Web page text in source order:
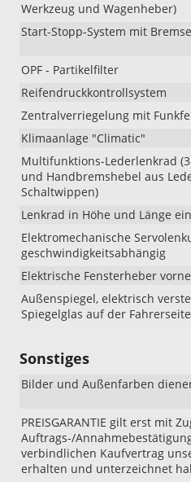
Werkzeug und Wagenheber)
Start-Stopp-System mit
OPF - Partikelfilter
Reifendruckkontrollsystem
Zentralverriegelung mit
Klimaanlage "Climatic"
Multifunktions-Lederlenkrad
und Handbremshebel aus
Schaltwippen)
Lenkrad in Höhe und Länge
Elektromechanische
geschwindigkeitsabhängig
Elektrische Fensterheber
Außenspiegel, elektrisch
Spiegelglas auf der
Sonstiges
Bilder und Außenfarben
PREISGARANTIE gilt erst mit
Auftrags-/
verbindlichen Kaufvertrag
erhalten und unterzeichnet